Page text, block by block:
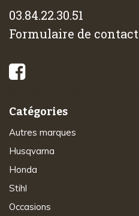
03.84.22.30.51
Formulaire de contact
Catégories
Autres marques
Husqvarna
Honda
Stihl
Occasions